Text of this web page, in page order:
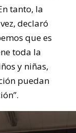
tanto, la
declaró
que es
toda la
y niñas,
puedan